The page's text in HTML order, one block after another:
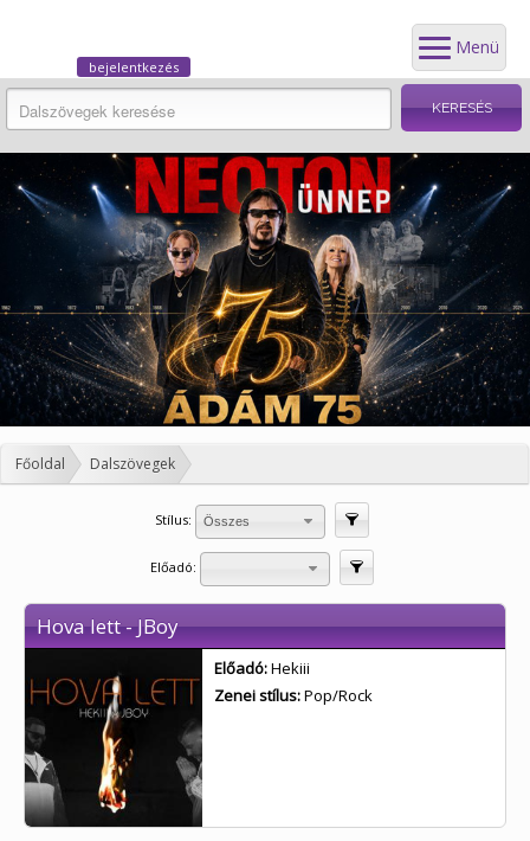
Menü
bejelentkezés
Főoldal Dalszövegek
Stílus: Összes
Előadó:
Hova lett - JBoy
Előadó:Hekiii
Zenei stílus:Pop/Rock